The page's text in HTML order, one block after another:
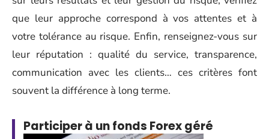
que leur approche correspond à vos attentes et à
votre tolérance au risque. Enfin, renseignez-vous sur
leur réputation : qualité du service, transparence,
communication avec les clients… ces critères font
souvent la différence à long terme.
Participer à un fonds Forex géré